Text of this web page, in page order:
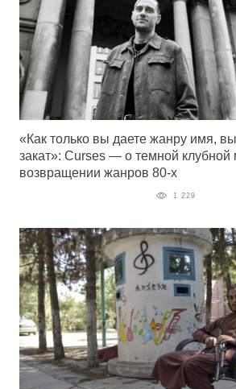
«Как только вы даете жанру имя,
закат»: Curses — о темной клубной
возвращении жанров 80-х
1 229